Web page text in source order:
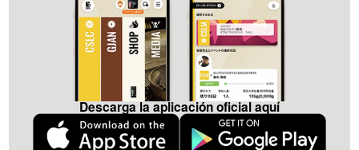
Descarga la aplicación oficial aquí